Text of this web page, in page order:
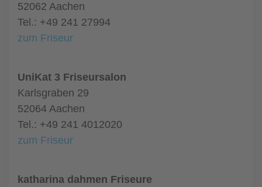
52062 Aachen
Tel.: +49 241 27994
zum Friseur
UniKat 3 Friseursalon
Karlsgraben 29
52064 Aachen
Tel.: +49 241 4012020
zum Friseur
katharina dahmen Friseure